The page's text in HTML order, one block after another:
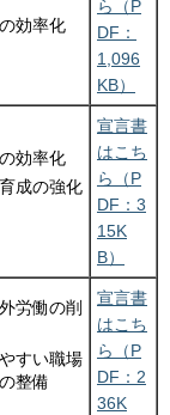
効率化
ら（P
DF：
1,096
KB）
効率化
成の強化
宣言書
はこち
ら（P
DF：3
15K
B）
労働の削
すい職場
整備
宣言書
はこち
ら（P
DF：2
36K